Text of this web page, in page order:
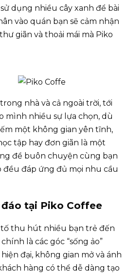
dụng nhiều cây xanh để bài
vào quán bạn sẽ cảm nhận
giãn và thoải mái mà Piko
nhà và cả ngoài trời, tới
mình nhiều sự lựa chọn, dù
một không gian yên tĩnh,
tập hay đơn giãn là một
đề buôn chuyện cùng bạn
đều đáp ứng đủ mọi nhu cầu
đáo tại Piko Coffee
thu hút nhiều bạn trẻ đến
là các góc “sống ảo”
đại, không gian mở và ánh
hàng có thể dễ dàng tạo